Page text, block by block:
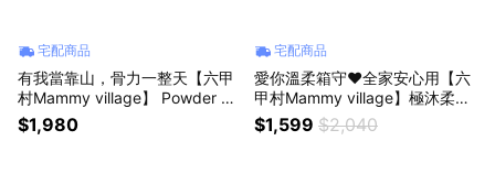
宅配商品
有我當靠山，骨力一整天【六甲
村Mammy village】 Powder Po
wer 德國專利微米珍珠鈣+維生
素D3 (90入)｜心意提袋+暖心小
$1,980
宅配商品
愛你溫柔箱守❤️全家安心用【六
甲村Mammy village】極沐柔
感．EDI潤濕紙巾24入｜附暖心
祝福卡 新生兒 彌月禮 寶寶 喝奶
$1,599 $2,040